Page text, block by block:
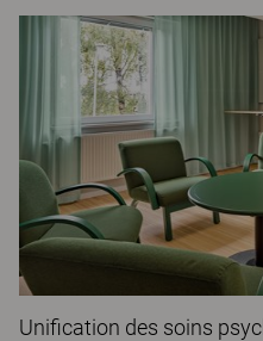
Unification des soins